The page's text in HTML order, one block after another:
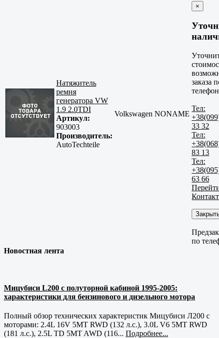
Натяжитель
ремня
генератора VW
1.9 2.0TDI
Артикул:
903003
Производитель:
AutoTechteile
Volkswagen NONAME
×
заказа
Тел:
33 32
Тел:
83 13
Тел:
63 66
по
Новостная лента
Мицубиси L200 с полуторной кабиной 1995-2005:
характеристики для бензинового и дизельного мотора
Полный обзор технических характеристик Мицубиси Л200 с
моторами: 2.4L 16V 5MT RWD (132 л.с.), 3.0L V6 5MT RWD
(181 л.с.), 2.5L TD 5MT AWD (116... Подробнее...